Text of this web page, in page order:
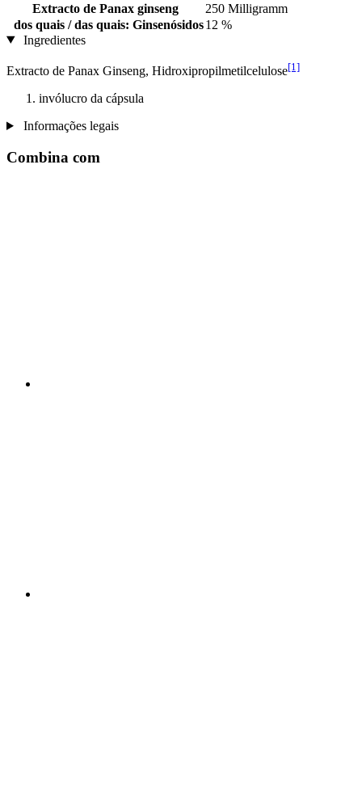
Extracto de Panax ginseng
250 Milligramm
dos quais / das quais: Ginsenósidos12 %
Ingredientes
Extracto de Panax Ginseng, Hidroxipropilmetilcelulose[1]
invólucro da cápsula
Informações legais
Combina com